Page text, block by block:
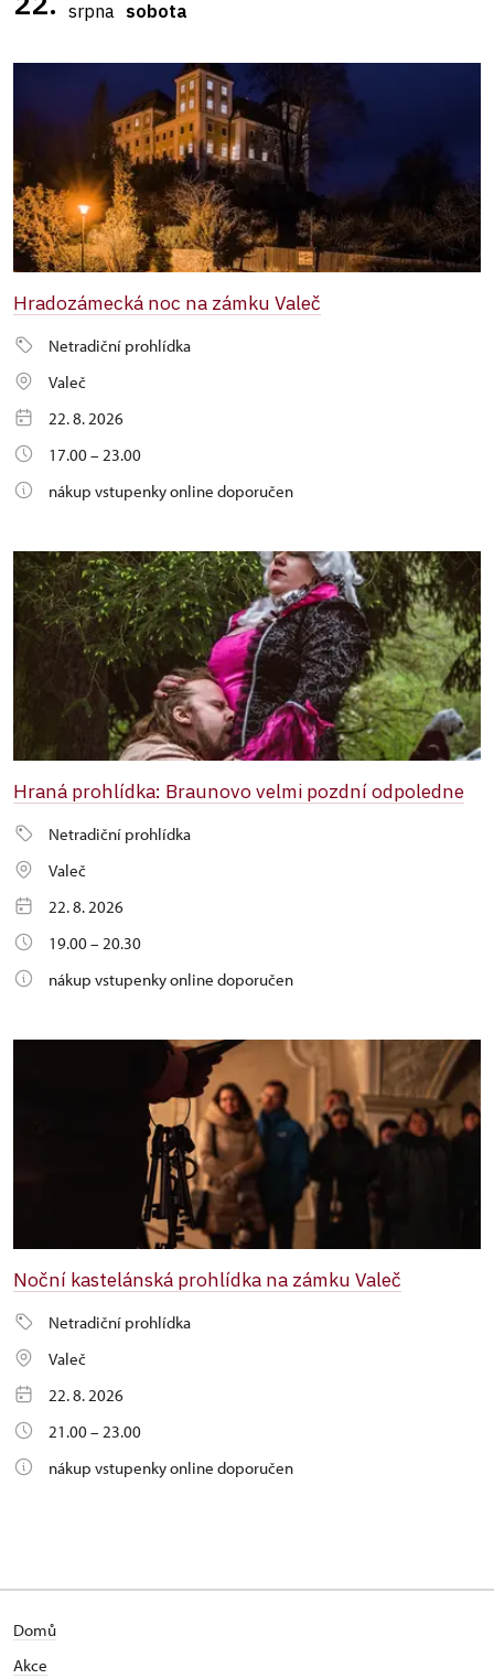
srpna sobota
Hradozámecká noc na zámku Valeč
Netradiční prohlídka
Valeč
22. 8. 2026
17.00 – 23.00
nákup vstupenky online doporučen
Hraná prohlídka: Braunovo velmi pozdní odpoledne
Netradiční prohlídka
Valeč
22. 8. 2026
19.00 – 20.30
nákup vstupenky online doporučen
Noční kastelánská prohlídka na zámku Valeč
Netradiční prohlídka
Valeč
22. 8. 2026
21.00 – 23.00
nákup vstupenky online doporučen
Domů
Akce